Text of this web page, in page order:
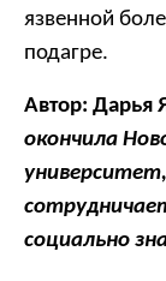
язвенной
подагре.
Автор: Дарья
окончила
социально